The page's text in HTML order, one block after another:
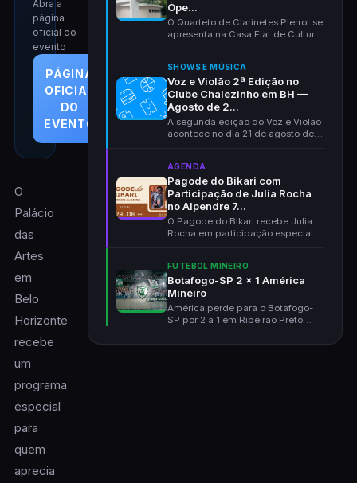
Abra a
página
oficial do
evento
PÁGINA
OFICIAL
DO
EVENTO
O
Palácio
das
Artes
em
Belo
Horizonte
recebe
um
programa
especial
para
quem
aprecia
Ópe...
O Quarteto de Clarinetes Pierrot se
apresenta na Casa Fiat de Cultura
SHOWS E MÚSICA
Voz e Violão 2ª Edição no
Clube Chalezinho em BH —
Agosto de 2...
A segunda edição do Voz e Violão
acontece no dia 21 de agosto de
AGENDA
Pagode do Bikari com
Participação de Julia Rocha
no Alpendre 7...
O Pagode do Bikari recebe Julia
Rocha em participação especial
FUTEBOL MINEIRO
Botafogo-SP 2 x 1 América
Mineiro
América perde para o Botafogo-
SP por 2 a 1 em Ribeirão Preto